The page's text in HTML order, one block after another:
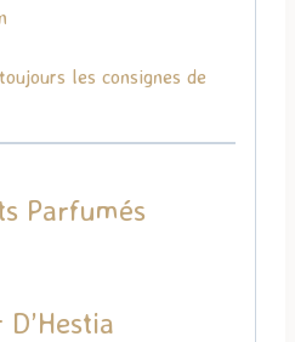
les consignes de
Parfumés
D’Hestia